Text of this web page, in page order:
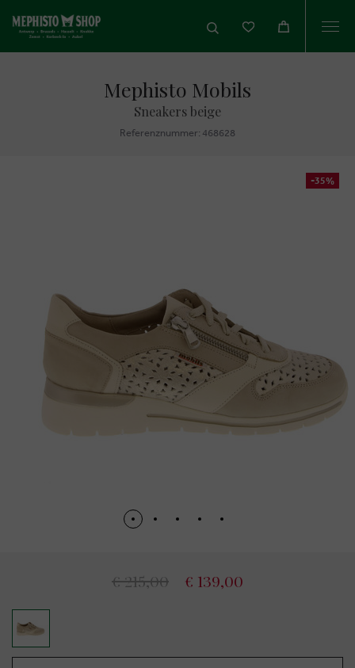
Mephisto Mobils
Sneakers beige
Referenznummer: 468628
-35%
€ 215,00 € 139,00